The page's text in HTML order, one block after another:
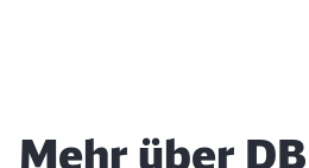
Mehr über